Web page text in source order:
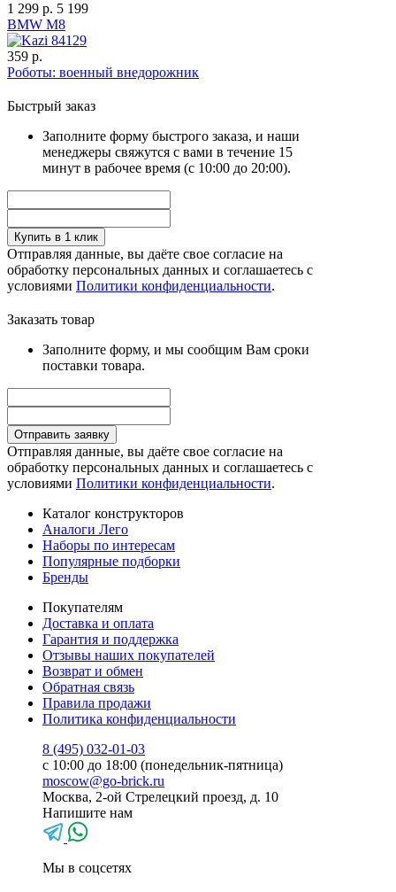
1 299 р. 5 199
BMW M8
359 р.
Роботы: военный внедорожник
Быстрый заказ
Заполните форму быстрого заказа, и наши
менеджеры свяжутся с вами в течение 15
минут в рабочее время (с 10:00 до 20:00).
Купить в 1 клик
Отправляя данные, вы даёте свое согласие на
обработку персональных данных и соглашаетесь с
условиями Политики конфиденциальности.
Заказать товар
Заполните форму, и мы сообщим Вам сроки
поставки товара.
Отправить заявку
Отправляя данные, вы даёте свое согласие на
обработку персональных данных и соглашаетесь с
условиями Политики конфиденциальности.
Каталог конструкторов
Аналоги Лего
Наборы по интересам
Популярные подборки
Бренды
Покупателям
Доставка и оплата
Гарантия и поддержка
Отзывы наших покупателей
Возврат и обмен
Обратная связь
Правила продажи
Политика конфиденциальности
8 (495) 032-01-03
с 10:00 до 18:00 (понедельник-пятница)
moscow@go-brick.ru
Москва, 2-ой Стрелецкий проезд, д. 10
Напишите нам
Мы в соцсетях